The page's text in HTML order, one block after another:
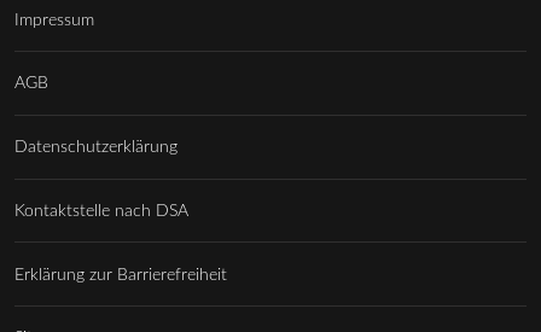
Impressum
AGB
Datenschutzerklärung
Kontaktstelle nach DSA
Erklärung zur Barrierefreiheit